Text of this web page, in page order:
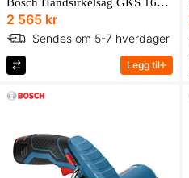
Bosch Håndsirkelsag GKS 165 Professional i pappeske med sekskantnøkkel
2 565 kr
Sendes om 5-7 hverdager
Legg til